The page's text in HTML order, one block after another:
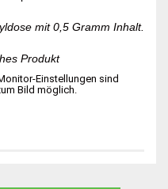
mit 0,5 Gramm Inhalt.
Produkt
Einstellungen sind
Bild möglich.